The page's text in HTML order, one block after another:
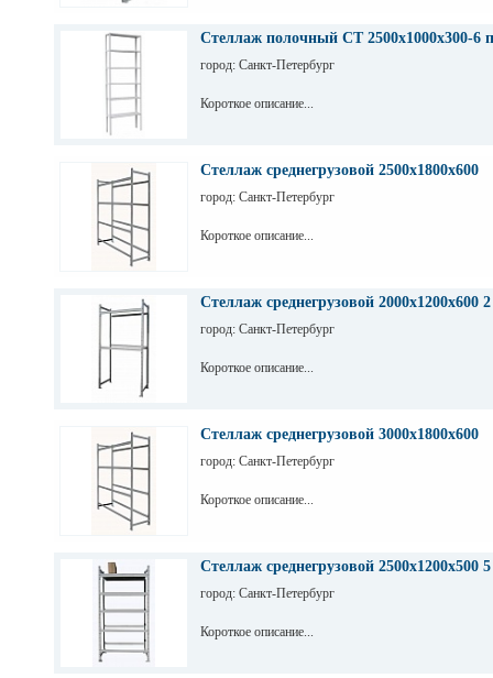
Стеллаж полочный СТ 2500х1000х300-6
город: Санкт-Петербург
Короткое описание...
Стеллаж среднегрузовой 2500х1800х600
город: Санкт-Петербург
Короткое описание...
Стеллаж среднегрузовой 2000х1200х600
город: Санкт-Петербург
Короткое описание...
Стеллаж среднегрузовой 3000х1800х600
город: Санкт-Петербург
Короткое описание...
Стеллаж среднегрузовой 2500х1200х500
город: Санкт-Петербург
Короткое описание...